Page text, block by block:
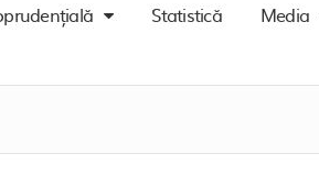
Statistică Media